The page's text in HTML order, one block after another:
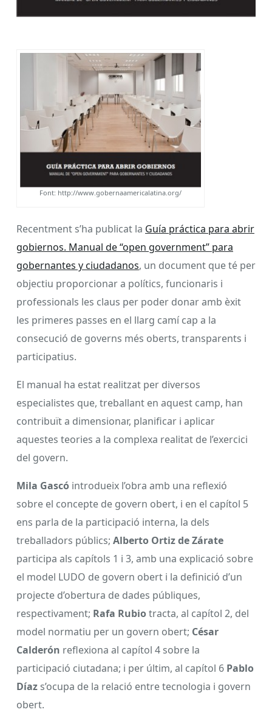
Font: http://www.gobernaamericalatina.org/
Recentment s’ha publicat la Guía práctica para abrir
gobiernos. Manual de “open government” para
gobernantes y ciudadanos, un document que té per
objectiu proporcionar a polítics, funcionaris i
professionals les claus per poder donar amb èxit
les primeres passes en el llarg camí cap a la
consecució de governs més oberts, transparents i
participatius.
El manual ha estat realitzat per diversos
especialistes que, treballant en aquest camp, han
contribuït a dimensionar, planificar i aplicar
aquestes teories a la complexa realitat de l’exercici
del govern.
Mila Gascó introdueix l’obra amb una reflexió
sobre el concepte de govern obert, i en el capítol 5
ens parla de la participació interna, la dels
treballadors públics; Alberto Ortiz de Zárate
participa als capítols 1 i 3, amb una explicació sobre
el model LUDO de govern obert i la definició d’un
projecte d’obertura de dades públiques,
respectivament; Rafa Rubiotracta, al capítol 2, del
model normatiu per un govern obert; César
Calderón reflexiona al capítol 4 sobre la
participació ciutadana; i per últim, al capítol 6 Pablo
Díaz s’ocupa de la relació entre tecnologia i govern
obert.